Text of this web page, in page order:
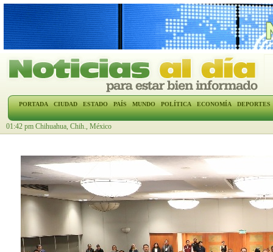
PORTADA CIUDAD ESTADO PAÍS MUNDO POLÍTICA ECONOMÍA DEPORTES
01:42 pm Chihuahua, Chih., México